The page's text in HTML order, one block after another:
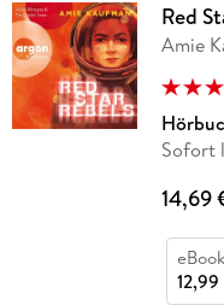
Red
Amie
Sofort
14,69